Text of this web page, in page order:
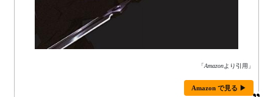
「Amazonより引用」
Amazon で見る ▶